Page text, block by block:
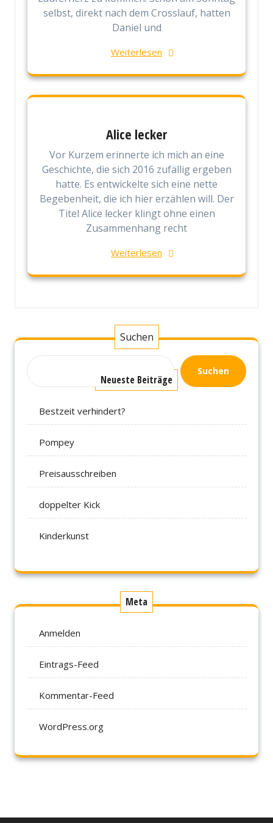
selbst, direkt nach dem Crosslauf, hatten
Daniel und
Weiterlesen
Alice lecker
Vor Kurzem erinnerte ich mich an eine
Geschichte, die sich 2016 zufällig ergeben
hatte. Es entwickelte sich eine nette
Begebenheit, die ich hier erzählen will. Der
Titel Alice lecker klingt ohne einen
Zusammenhang recht
Weiterlesen
Suchen
Suchen
Neueste Beiträge
Bestzeit verhindert?
Pompey
Preisausschreiben
doppelter Kick
Kinderkunst
Meta
Anmelden
Eintrags-Feed
Kommentar-Feed
WordPress.org